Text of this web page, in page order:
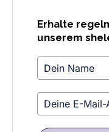
Erhalte
unserem